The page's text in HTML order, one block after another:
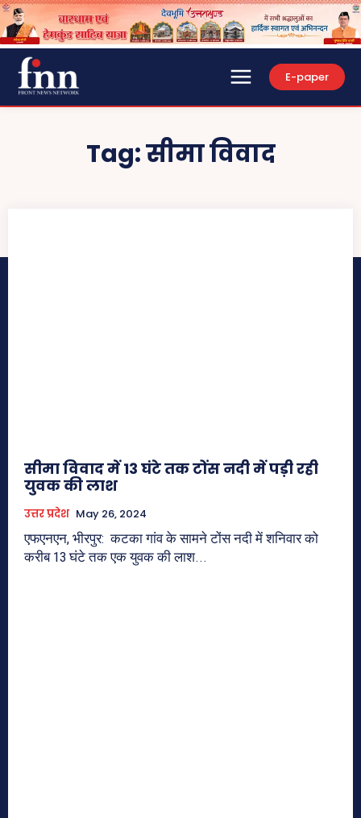
E-paper
Tag:सीमा विवाद
सीमा विवाद में 13 घंटे तक टोंस नदी में पड़ी रही
युवक की लाश
उत्तर प्रदेश May 26, 2024
एफएनएन, भीरपुर: कटका गांव के सामने टोंस नदी में शनिवार को
करीब 13 घंटे तक एक युवक की लाश...